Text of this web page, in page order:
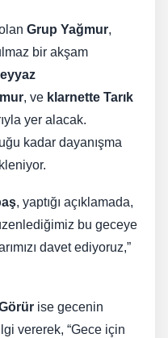
Grup Yağmur,
bir akşam
, ve klarnette Tarık
yer alacak.
kadar dayanışma
, yaptığı açıklamada,
bu geceye
davet ediyoruz,”
ise gecenin
vererek, “Gece için